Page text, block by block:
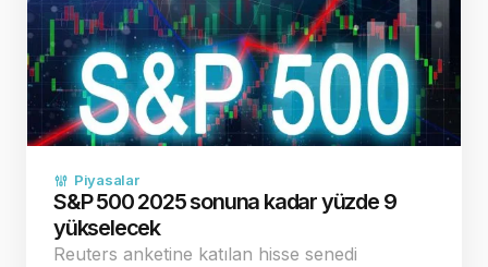
Piyasalar
S&P 500 2025 sonuna kadar yüzde 9
yükselecek
Reuters anketine katılan hisse senedi